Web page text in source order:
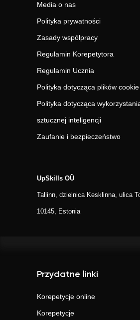
Media o nas
Polityka prywatności
Zasady współpracy
Regulamin Korepetytora
Regulamin Ucznia
Polityka dotycząca plików cookie
Polityka dotycząca
sztucznej inteligencji
Zaufanie i bezpieczeństwo
UpSkills OÜ
Tallinn, dzielnica Kesklinna, ulica
10145, Estonia
Przydatne linki
Korepetycje online
Korepetycje